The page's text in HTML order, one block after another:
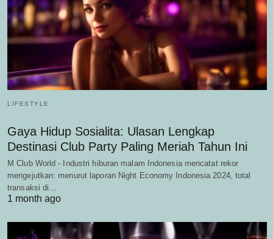
LIFESTYLE
Gaya Hidup Sosialita: Ulasan Lengkap
Destinasi Club Party Paling Meriah Tahun Ini
M Club World - Industri hiburan malam Indonesia mencatat rekor
mengejutkan: menurut laporan Night Economy Indonesia 2024, total
transaksi di…
1 month ago